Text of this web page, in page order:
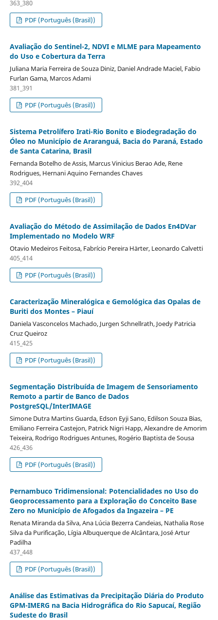
363_380
PDF (Português (Brasil))
Avaliação do Sentinel-2, NDVI e MLME para Mapeamento
do Uso e Cobertura da Terra
Juliana Maria Ferreira de Souza Diniz, Daniel Andrade Maciel, Fabio
Furlan Gama, Marcos Adami
381_391
PDF (Português (Brasil))
Sistema Petrolífero Irati-Rio Bonito e Biodegradação do
Óleo no Município de Araranguá, Bacia do Paraná, Estado
de Santa Catarina, Brasil
Fernanda Botelho de Assis, Marcus Vinicius Berao Ade, Rene
Rodrigues, Hernani Aquino Fernandes Chaves
392_404
PDF (Português (Brasil))
Avaliação do Método de Assimilação de Dados En4DVar
Implementado no Modelo WRF
Otavio Medeiros Feitosa, Fabrício Pereira Härter, Leonardo Calvetti
405_414
PDF (Português (Brasil))
Caracterização Mineralógica e Gemológica das Opalas de
Buriti dos Montes – Piauí
Daniela Vasconcelos Machado, Jurgen Schnellrath, Joedy Patricia
Cruz Queiroz
415_425
PDF (Português (Brasil))
Segmentação Distribuída de Imagem de Sensoriamento
Remoto a partir de Banco de Dados
PostgreSQL/InterIMAGE
Simone Dutra Martins Guarda, Edson Eyji Sano, Edilson Souza Bias,
Emiliano Ferreira Castejon, Patrick Nigri Happ, Alexandre de Amorim
Teixeira, Rodrigo Rodrigues Antunes, Rogério Baptista de Sousa
426_436
PDF (Português (Brasil))
Pernambuco Tridimensional: Potencialidades no Uso do
Geoprocessamento para a Exploração do Conceito Base
Zero no Município de Afogados da Ingazeira – PE
Renata Miranda da Silva, Ana Lúcia Bezerra Candeias, Nathalia Rose
Silva da Purificação, Lígia Albuquerque de Alcântara, José Artur
Padilha
437_448
PDF (Português (Brasil))
Análise das Estimativas da Precipitação Diária do Produto
GPM-IMERG na Bacia Hidrográfica do Rio Sapucaí, Região
Sudeste do Brasil